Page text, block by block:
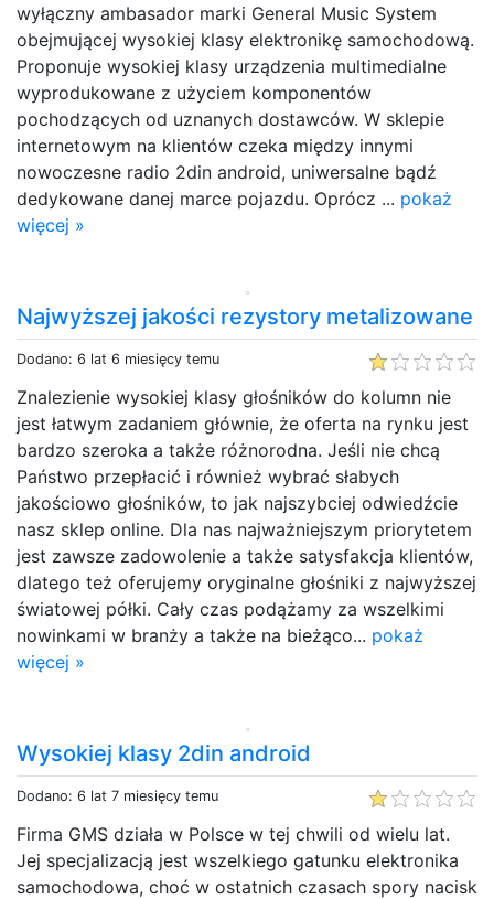
wyłączny ambasador marki General Music System
obejmującej wysokiej klasy elektronikę samochodową.
Proponuje wysokiej klasy urządzenia multimedialne
wyprodukowane z użyciem komponentów
pochodzących od uznanych dostawców. W sklepie
internetowym na klientów czeka między innymi
nowoczesne radio 2din android, uniwersalne bądź
dedykowane danej marce pojazdu. Oprócz ... pokaż
więcej »
Najwyższej jakości rezystory metalizowane
Dodano: 6 lat 6 miesięcy temu
Znalezienie wysokiej klasy głośników do kolumn nie
jest łatwym zadaniem głównie, że oferta na rynku jest
bardzo szeroka a także różnorodna. Jeśli nie chcą
Państwo przepłacić i również wybrać słabych
jakościowo głośników, to jak najszybciej odwiedźcie
nasz sklep online. Dla nas najważniejszym priorytetem
jest zawsze zadowolenie a także satysfakcja klientów,
dlatego też oferujemy oryginalne głośniki z najwyższej
światowej półki. Cały czas podążamy za wszelkimi
nowinkami w branży a także na bieżąco... pokaż
więcej »
Wysokiej klasy 2din android
Dodano: 6 lat 7 miesięcy temu
Firma GMS działa w Polsce w tej chwili od wielu lat.
Jej specjalizacją jest wszelkiego gatunku elektronika
samochodowa, choć w ostatnich czasach spory nacisk